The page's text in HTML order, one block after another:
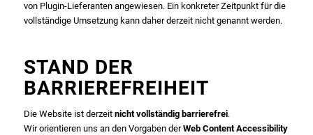
von Plugin-Lieferanten angewiesen. Ein konkreter Zeitpunkt für die
vollständige Umsetzung kann daher derzeit nicht genannt werden.
STAND DER
BARRIEREFREIHEIT
Die Website ist derzeit nicht vollständig barrierefrei.
Wir orientieren uns an den Vorgaben derWeb Content Accessibility